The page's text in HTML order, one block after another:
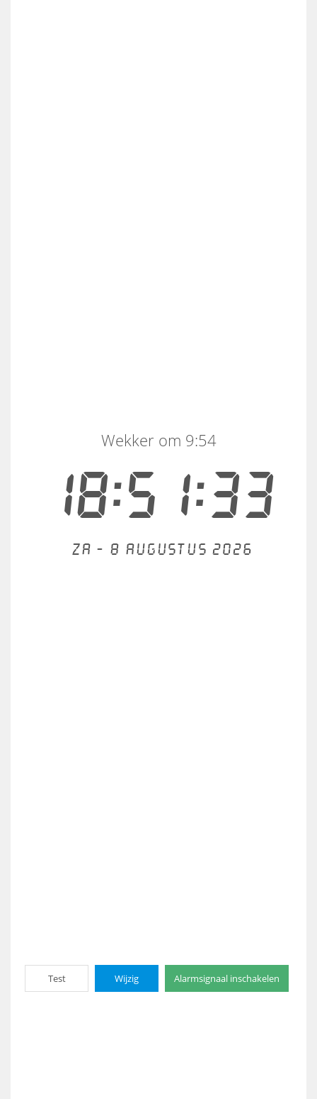
18:51:33
Wekker om 9:54
Za - 8 augustus 2026
Test Wijzig Alarmsignaal inschakelen